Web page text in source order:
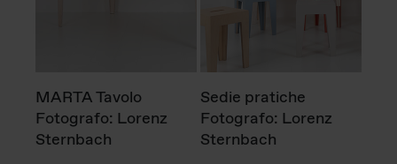
MARTA Tavolo
Fotografo: Lorenz
Sternbach
Sedie pratiche
Fotografo: Lorenz
Sternbach